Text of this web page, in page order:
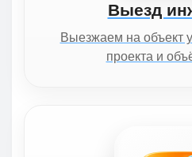
Выезд
Выезжаем на объект
проекта и